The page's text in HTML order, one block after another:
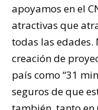
apoyamos en el
atractivas que
todas las
creación de
país como “31
seguros de que